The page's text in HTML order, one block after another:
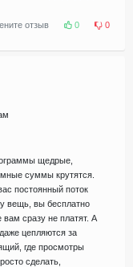
отзыв 0 0
щедрые,
суммы крутятся.
постоянный поток
вещь, вы бесплатно
сразу не платят. А
цепляются за
где просмотры
сделать,